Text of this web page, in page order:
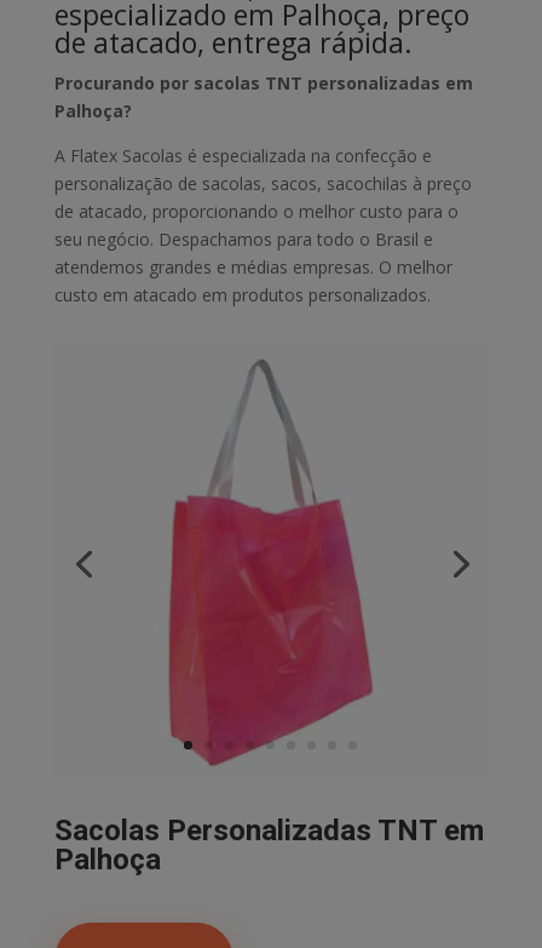
especializado em Palhoça, preço
de atacado, entrega rápida.
Procurando por sacolas TNT personalizadas em
Palhoça?
A Flatex Sacolas é especializada na confecção e
personalização de sacolas, sacos, sacochilas à preço
de atacado, proporcionando o melhor custo para o
seu negócio. Despachamos para todo o Brasil e
atendemos grandes e médias empresas. O melhor
custo em atacado em produtos personalizados.
Sacolas Personalizadas TNT em
Palhoça